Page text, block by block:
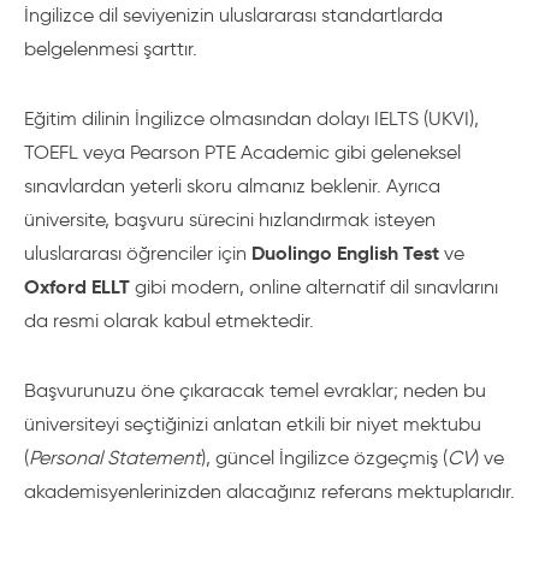
İngilizce dil seviyenizin uluslararası standartlarda
belgelenmesi şarttır.
Eğitim dilinin İngilizce olmasından dolayı IELTS (UKVI),
TOEFL veya Pearson PTE Academic gibi geleneksel
sınavlardan yeterli skoru almanız beklenir. Ayrıca
üniversite, başvuru sürecini hızlandırmak isteyen
uluslararası öğrenciler için Duolingo English Test ve
Oxford ELLT gibi modern, online alternatif dil sınavlarını
da resmi olarak kabul etmektedir.
Başvurunuzu öne çıkaracak temel evraklar; neden bu
üniversiteyi seçtiğinizi anlatan etkili bir niyet mektubu
(Personal Statement), güncel İngilizce özgeçmiş (CV) ve
akademisyenlerinizden alacağınız referans mektuplarıdır.